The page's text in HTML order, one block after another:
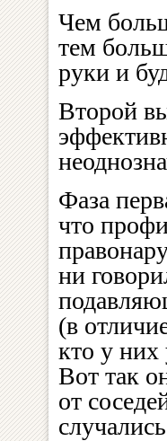
Чем
тем
руки и
Второй
Фаза
что
ни
(в
кто у них
Вот так
от